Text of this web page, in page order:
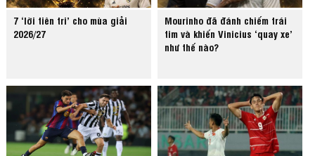
7 ‘lời tiên tri’ cho mùa giải
2026/27
Mourinho đã đánh chiếm trái
tim và khiến Vinicius ‘quay xe’
như thế nào?